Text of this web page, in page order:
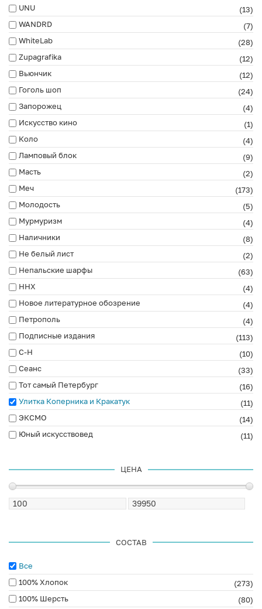
UNU
(13)
WANDRD
(7)
WhiteLab
(28)
Zupagrafika
(12)
Вьюнчик
(12)
Гоголь шоп
(24)
Запорожец
(4)
Искусство кино
(1)
Коло
(4)
Ламповый блок
(9)
Масть
(2)
Меч
(173)
Молодость
(5)
Мурмуризм
(4)
Наличники
(8)
Не белый лист
(2)
Непальские шарфы
(63)
ННХ
(4)
Новое литературное обозрение
(4)
Петрополь
(4)
Подписные издания
(113)
С-Н
(10)
Сеанс
(33)
Тот самый Петербург
(16)
Улитка Коперника и Кракатук
(11)
ЭКСМО
(14)
Юный искусствовед
(11)
ЦЕНА
СОСТАВ
Все
100% Хлопок
(273)
100% Шерсть
(80)